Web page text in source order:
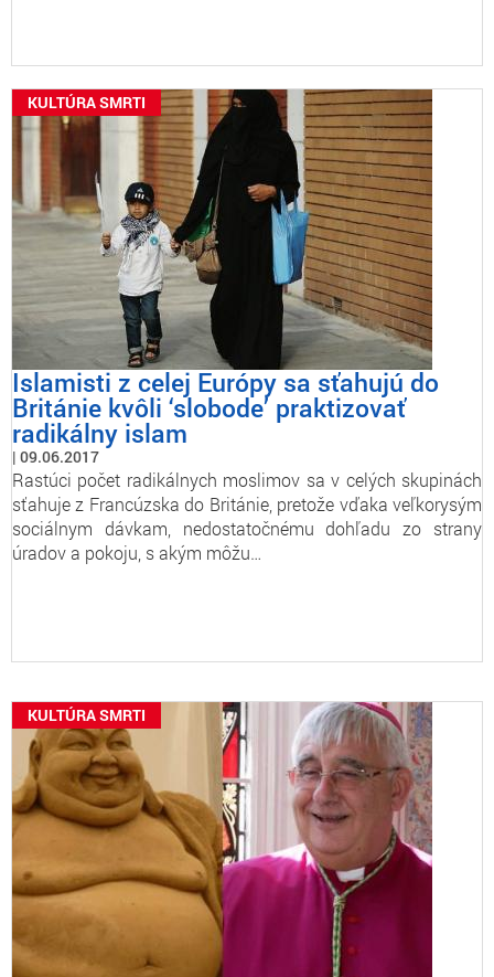
KULTÚRA SMRTI
Islamisti z celej Európy sa sťahujú do
Británie kvôli ‘slobode’ praktizovať
radikálny islam
09.06.2017
Rastúci počet radikálnych moslimov sa v celých skupinách
sťahuje z Francúzska do Británie, pretože vďaka veľkorysým
sociálnym dávkam, nedostatočnému dohľadu zo strany
úradov a pokoju, s akým môžu…
KULTÚRA SMRTI